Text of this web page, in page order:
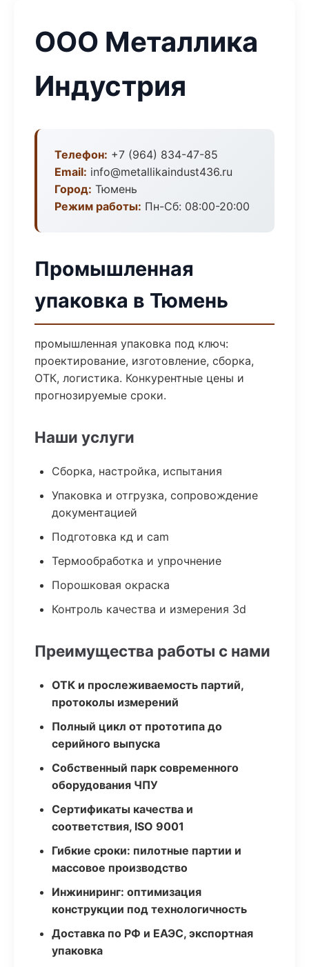
ООО Металлика
Индустрия
Телефон: +7 (964) 834-47-85
Email: info@metallikaindust436.ru
Город: Тюмень
Режим работы: Пн-Сб: 08:00-20:00
Промышленная
упаковка в Тюмень
промышленная упаковка под ключ:
проектирование, изготовление, сборка,
ОТК, логистика. Конкурентные цены и
прогнозируемые сроки.
Наши услуги
Сборка, настройка, испытания
Упаковка и отгрузка, сопровождение
документацией
Подготовка кд и cam
Термообработка и упрочнение
Порошковая окраска
Контроль качества и измерения 3d
Преимущества работы с нами
ОТК и прослеживаемость партий,
протоколы измерений
Полный цикл от прототипа до
серийного выпуска
Собственный парк современного
оборудования ЧПУ
Сертификаты качества и
соответствия, ISO 9001
Гибкие сроки: пилотные партии и
массовое производство
Инжиниринг: оптимизация
конструкции под технологичность
Доставка по РФ и ЕАЭС, экспортная
упаковка